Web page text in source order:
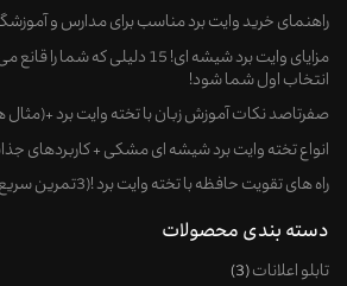
راهنمای خرید وایت‌ برد مناسب برای مدارس و
مزایای وایت برد شیشه ای! 15 دلیلی
انتخاب اول شما شود!
صفرتاصد نکات آموزش زبان با تخته وایت برد +(مثال
انواع تخته وایت برد شیشه ای مشکی + کاربردهای
راه های تقویت حافظه با تخته وایت برد !(3تمرین سریع و آسان)
دسته بندی محصولات
تابلو اعلانات 3